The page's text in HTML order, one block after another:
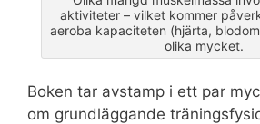
aktiviteter – vilket kommer
aeroba kapaciteten (hjärta,
olika mycket.
Boken tar avstamp i ett par
om grundläggande